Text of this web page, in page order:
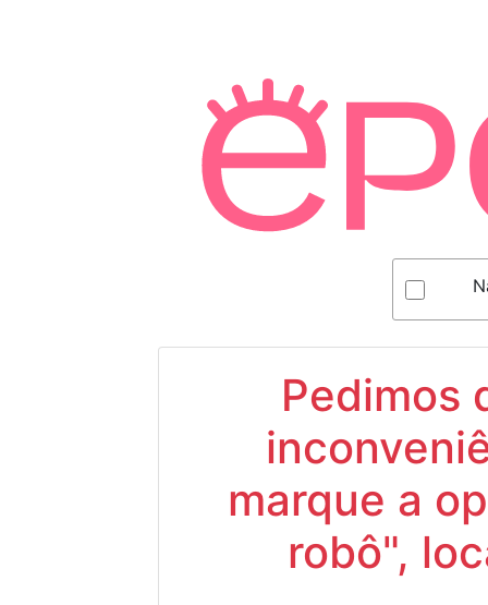
Pedimos
marque a
robô",